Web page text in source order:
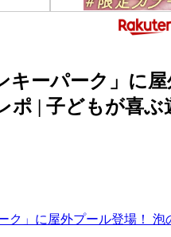
キーパーク」に
ポ | 子どもが喜
ク」に屋外プール登場！ 泡